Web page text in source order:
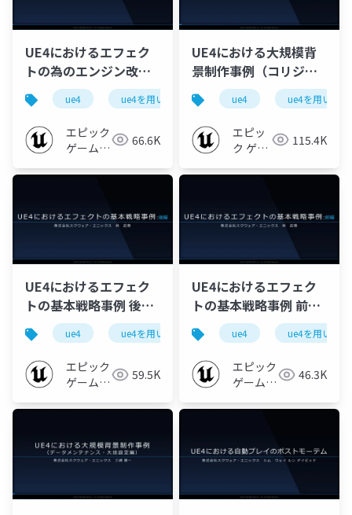
UE4におけるエフェク
トの為のエンジン改造
事例【UE4を用いた大
規模開発事例紹介 ~ス
クウェア・エニックス
様をお招きして~
2019】
ue4 ue4を用いた大規模開発事例紹介 ue-effect
エピック
ゲームズ
66.6K
UE4における大規模背
景制作事例（コリジョ
ン編）【UE4を用いた
大規模開発事例紹介 ~
スクウェア・エニック
ス様をお招きして~
2019】
ue4 ue4を用いた
エピッ
ク ゲー
ャパン
115.4K
UE4におけるエフェク
トの基本戦略事例 後半
【UE4を用いた大規模
開発事例紹介 ~スクウ
ェア・エニックス様を
お招きして~ 2019】
ue4 ue4を用いた大規模開発事例紹介 ue-effect
エピック
ゲームズ
59.5K
UE4におけるエフェク
トの基本戦略事例 前半
【UE4を用いた大規模
開発事例紹介 ~スクウ
ェア・エニックス様を
お招きして~ 2019】
ue4 ue4を用いた
エピック
ゲームズ
46.3K